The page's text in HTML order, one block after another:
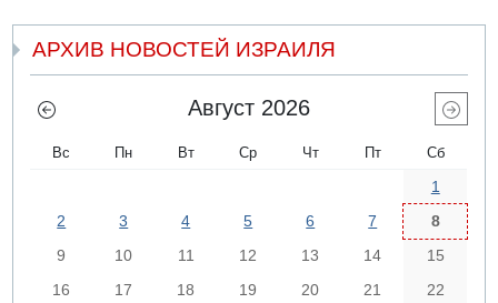
АРХИВ НОВОСТЕЙ ИЗРАИЛЯ
Август 2026
Вс Пн Вт Ср Чт Пт Сб
1
2
3 4 5 6 7
8
9
10 11 12 13 14
15
16
17 18 19 20 21
22